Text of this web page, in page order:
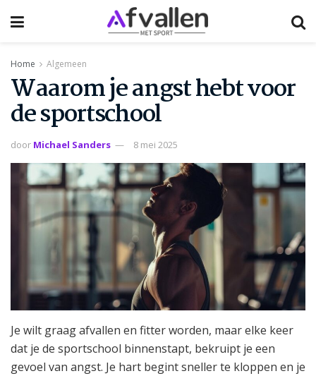
Home Algemeen
Waarom je angst hebt voor
de sportschool
door Michael Sanders 8 mei 2025
Je wilt graag afvallen en fitter worden, maar elke keer
dat je de sportschool binnenstapt, bekruipt je een
gevoel van angst. Je hart begint sneller te kloppen en je